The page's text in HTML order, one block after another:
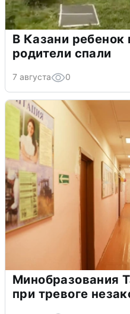
В Казани ребенок
родители спали
7 августа 0
Минобразования
при тревоге